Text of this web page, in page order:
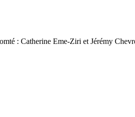
: Catherine Eme-Ziri et Jérémy